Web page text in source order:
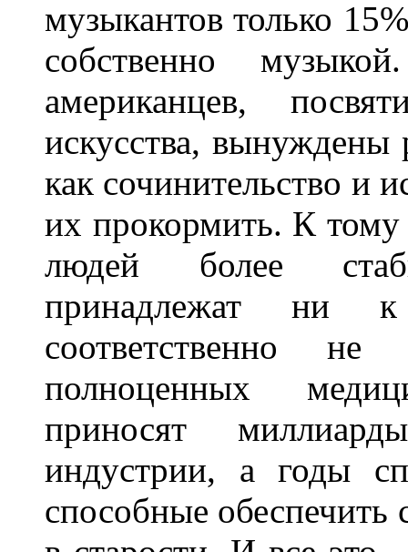
музыкантов только
собственно
американцев,
искусства, вынуждены
как сочинительство и
их прокормить. К
людей более
принадлежат ни
соответственно
полноценных
приносят
индустрии, а годы
способные